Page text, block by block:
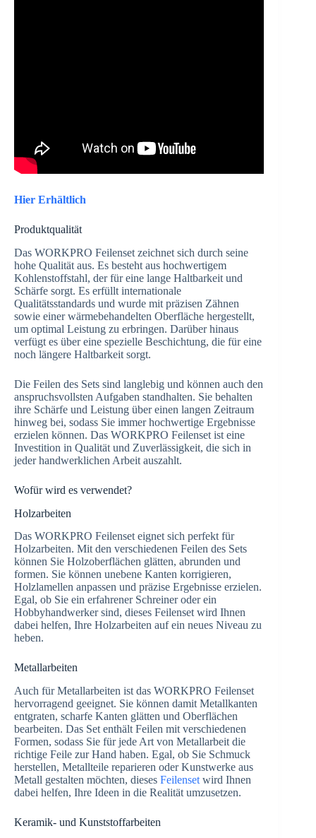
Hier Erhältlich
Produktqualität
Das WORKPRO Feilenset zeichnet sich durch seine
hohe Qualität aus. Es besteht aus hochwertigem
Kohlenstoffstahl, der für eine lange Haltbarkeit und
Schärfe sorgt. Es erfüllt internationale
Qualitätsstandards und wurde mit präzisen Zähnen
sowie einer wärmebehandelten Oberfläche hergestellt,
um optimal Leistung zu erbringen. Darüber hinaus
verfügt es über eine spezielle Beschichtung, die für eine
noch längere Haltbarkeit sorgt.
Die Feilen des Sets sind langlebig und können auch den
anspruchsvollsten Aufgaben standhalten. Sie behalten
ihre Schärfe und Leistung über einen langen Zeitraum
hinweg bei, sodass Sie immer hochwertige Ergebnisse
erzielen können. Das WORKPRO Feilenset ist eine
Investition in Qualität und Zuverlässigkeit, die sich in
jeder handwerklichen Arbeit auszahlt.
Wofür wird es verwendet?
Holzarbeiten
Das WORKPRO Feilenset eignet sich perfekt für
Holzarbeiten. Mit den verschiedenen Feilen des Sets
können Sie Holzoberflächen glätten, abrunden und
formen. Sie können unebene Kanten korrigieren,
Holzlamellen anpassen und präzise Ergebnisse erzielen.
Egal, ob Sie ein erfahrener Schreiner oder ein
Hobbyhandwerker sind, dieses Feilenset wird Ihnen
dabei helfen, Ihre Holzarbeiten auf ein neues Niveau zu
heben.
Metallarbeiten
Auch für Metallarbeiten ist das WORKPRO Feilenset
hervorragend geeignet. Sie können damit Metallkanten
entgraten, scharfe Kanten glätten und Oberflächen
bearbeiten. Das Set enthält Feilen mit verschiedenen
Formen, sodass Sie für jede Art von Metallarbeit die
richtige Feile zur Hand haben. Egal, ob Sie Schmuck
herstellen, Metallteile reparieren oder Kunstwerke aus
Metall gestalten möchten, dieses Feilenset wird Ihnen
dabei helfen, Ihre Ideen in die Realität umzusetzen.
Keramik- und Kunststoffarbeiten